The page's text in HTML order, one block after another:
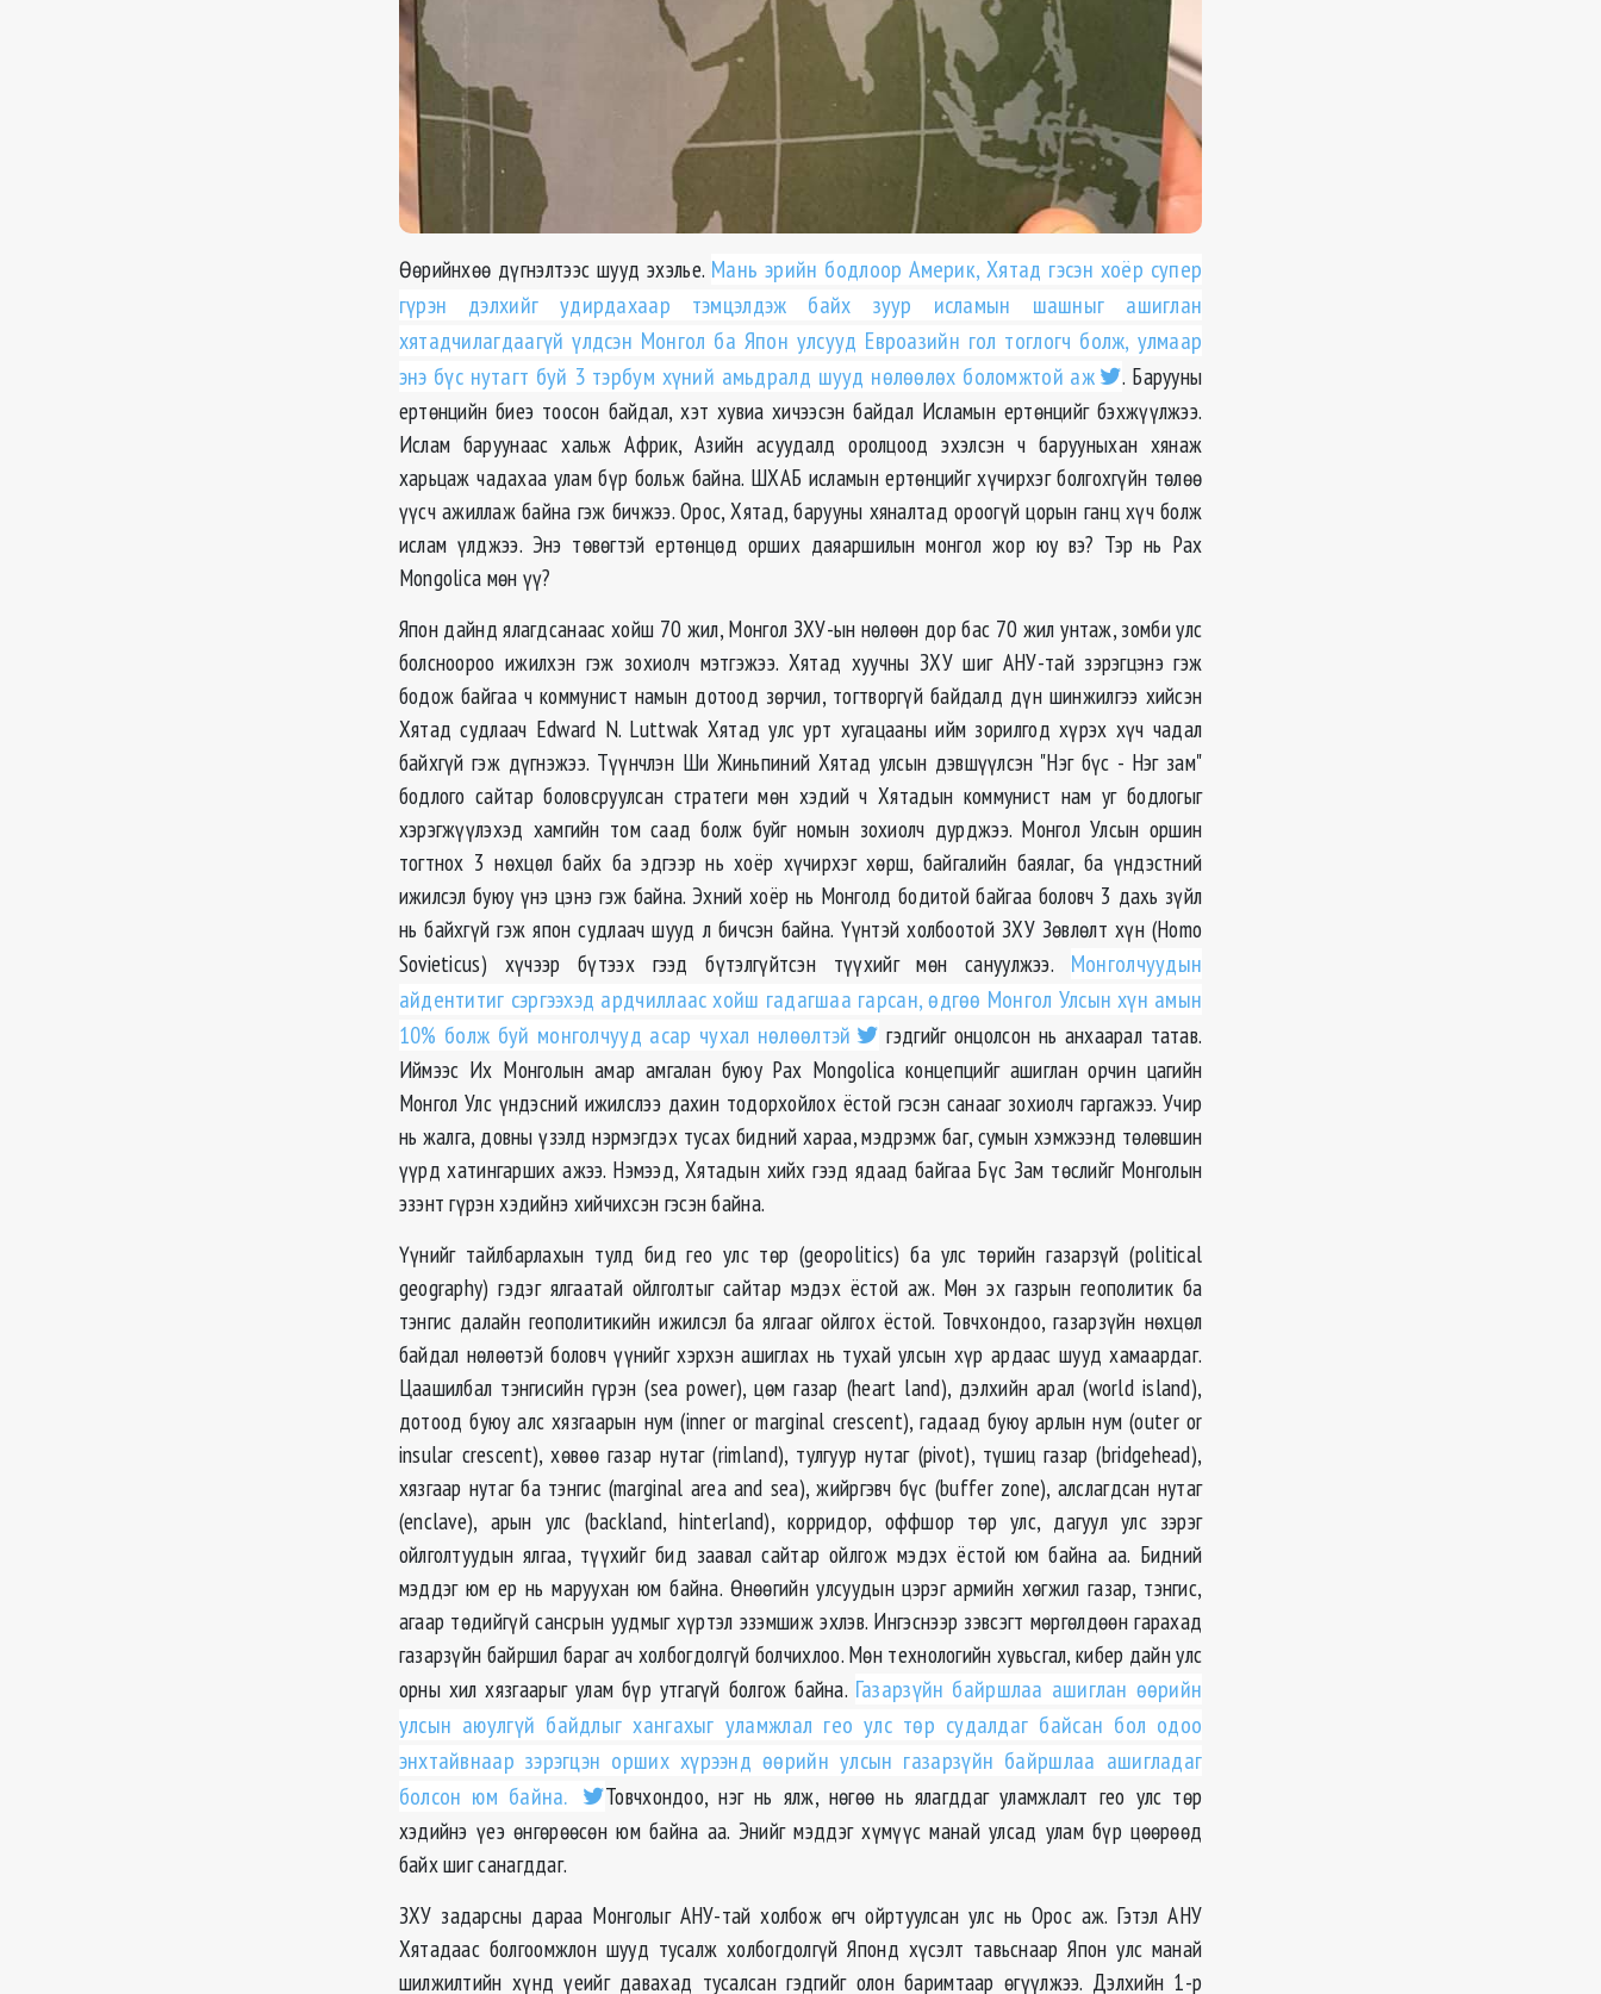
Өөрийнхөө дүгнэлтээс шууд эхэлье. Мань эрийн бодлоор Америк, Хятад гэсэн хоёр супер
гүрэн дэлхийг удирдахаар тэмцэлдэж байх зуур исламын шашныг ашиглан
хятадчилагдаагүй үлдсэн Монгол ба Япон улсууд Евроазийн гол тоглогч болж, улмаар
энэ бүс нутагт буй 3 тэрбум хүний амьдралд шууд нөлөөлөх боломжтой аж
. Барууны
ертөнцийн биеэ тоосон байдал, хэт хувиа хичээсэн байдал Исламын ертөнцийг бэхжүүлжээ.
Ислам баруунаас хальж Африк, Азийн асуудалд оролцоод эхэлсэн ч барууныхан хянаж
харьцаж чадахаа улам бүр больж байна. ШХАБ исламын ертөнцийг хүчирхэг болгохгүйн төлөө
үүсч ажиллаж байна гэж бичжээ. Орос, Хятад, барууны хяналтад ороогүй цорын ганц хүч болж
ислам үлджээ. Энэ төвөгтэй ертөнцөд орших даяаршилын монгол жор юу вэ? Тэр нь Pax
Mongolica мөн үү?
Япон дайнд ялагдсанаас хойш 70 жил, Монгол ЗХУ-ын нөлөөн дор бас 70 жил унтаж, зомби улс
болсноороо ижилхэн гэж зохиолч мэтгэжээ. Хятад хуучны ЗХУ шиг АНУ-тай зэрэгцэнэ гэж
бодож байгаа ч коммунист намын дотоод зөрчил, тогтворгүй байдалд дүн шинжилгээ хийсэн
Хятад судлаач Edward N. Luttwak Хятад улс урт хугацааны ийм зорилгод хүрэх хүч чадал
байхгүй гэж дүгнэжээ. Түүнчлэн Ши Жиньпиний Хятад улсын дэвшүүлсэн "Нэг бүс - Нэг зам"
бодлого сайтар боловсруулсан стратеги мөн хэдий ч Хятадын коммунист нам уг бодлогыг
хэрэгжүүлэхэд хамгийн том саад болж буйг номын зохиолч дурджээ. Монгол Улсын оршин
тогтнох 3 нөхцөл байх ба эдгээр нь хоёр хүчирхэг хөрш, байгалийн баялаг, ба үндэстний
ижилсэл буюу үнэ цэнэ гэж байна. Эхний хоёр нь Монголд бодитой байгаа боловч 3 дахь зүйл
нь байхгүй гэж япон судлаач шууд л бичсэн байна. Үүнтэй холбоотой ЗХУ Зөвлөлт хүн (Homo
Sovieticus) хүчээр бүтээх гээд бүтэлгүйтсэн түүхийг мөн сануулжээ. Монголчуудын
айдентитиг сэргээхэд ардчиллаас хойш гадагшаа гарсан, өдгөө Монгол Улсын хүн амын
10% болж буй монголчууд асар чухал нөлөөлтэй
гэдгийг онцолсон нь анхаарал татав.
Иймээс Их Монголын амар амгалан буюу Pax Mongolica концепцийг ашиглан орчин цагийн
Монгол Улс үндэсний ижилслээ дахин тодорхойлох ёстой гэсэн санааг зохиолч гаргажээ. Учир
нь жалга, довны үзэлд нэрмэгдэх тусах бидний хараа, мэдрэмж баг, сумын хэмжээнд төлөвшин
үүрд хатингарших ажээ. Нэмээд, Хятадын хийх гээд ядаад байгаа Бүс Зам төслийг Монголын
эзэнт гүрэн хэдийнэ хийчихсэн гэсэн байна.
Үүнийг тайлбарлахын тулд бид гео улс төр (geopolitics) ба улс төрийн газарзүй (political
geography) гэдэг ялгаатай ойлголтыг сайтар мэдэх ёстой аж. Мөн эх газрын геополитик ба
тэнгис далайн геополитикийн ижилсэл ба ялгааг ойлгох ёстой. Товчхондоо, газарзүйн нөхцөл
байдал нөлөөтэй боловч үүнийг хэрхэн ашиглах нь тухай улсын хүр ардаас шууд хамаардаг.
Цаашилбал тэнгисийн гүрэн (sea power), цөм газар (heart land), дэлхийн арал (world island),
дотоод буюу алс хязгаарын нум (inner or marginal crescent), гадаад буюу арлын нум (outer or
insular crescent), хөвөө газар нутаг (rimland), тулгуур нутаг (pivot), түшиц газар (bridgehead),
хязгаар нутаг ба тэнгис (marginal area and sea), жийргэвч бүс (buffer zone), алслагдсан нутаг
(enclave), арын улс (backland, hinterland), корридор, оффшор төр улс, дагуул улс зэрэг
ойлголтуудын ялгаа, түүхийг бид заавал сайтар ойлгож мэдэх ёстой юм байна аа. Бидний
мэддэг юм ер нь маруухан юм байна. Өнөөгийн улсуудын цэрэг армийн хөгжил газар, тэнгис,
агаар төдийгүй сансрын уудмыг хүртэл эзэмшиж эхлэв. Ингэснээр зэвсэгт мөргөлдөөн гарахад
газарзүйн байршил бараг ач холбогдолгүй болчихлоо. Мөн технологийн хувьсгал, кибер дайн улс
орны хил хязгаарыг улам бүр утгагүй болгож байна. Газарзүйн байршлаа ашиглан өөрийн
улсын аюулгүй байдлыг хангахыг уламжлал гео улс төр судалдаг байсан бол одоо
энхтайвнаар зэрэгцэн орших хүрээнд өөрийн улсын газарзүйн байршлаа ашигладаг
болсон юм байна.
Товчхондоо, нэг нь ялж, нөгөө нь ялагддаг уламжлалт гео улс төр
хэдийнэ үеэ өнгөрөөсөн юм байна аа. Энийг мэддэг хүмүүс манай улсад улам бүр цөөрөөд
байх шиг санагддаг.
ЗХУ задарсны дараа Монголыг АНУ-тай холбож өгч ойртуулсан улс нь Орос аж. Гэтэл АНУ
Хятадаас болгоомжлон шууд тусалж холбогдолгүй Японд хүсэлт тавьснаар Япон улс манай
шилжилтийн хүнд үеийг давахад тусалсан гэдгийг олон баримтаар өгүүлжээ. Дэлхийн 1-р